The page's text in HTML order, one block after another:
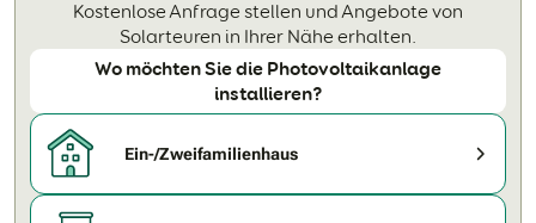
Kostenlose Anfrage stellen und Angebote von
Solarteuren in Ihrer Nähe erhalten.
Wo möchten Sie die Photovoltaikanlage
installieren?
Ein-/Zweifamilienhaus